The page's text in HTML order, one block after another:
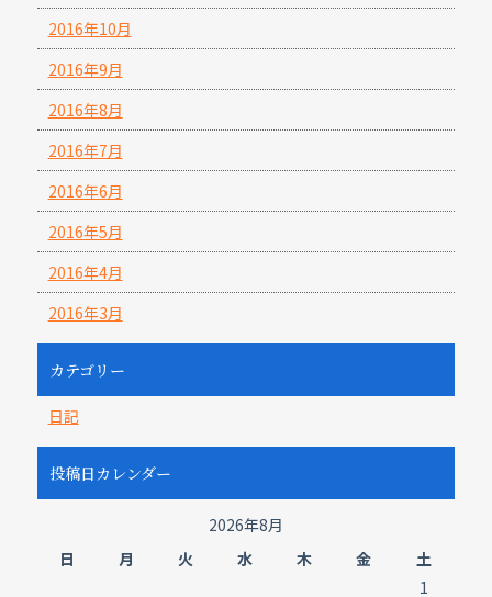
2016年10月
2016年9月
2016年8月
2016年7月
2016年6月
2016年5月
2016年4月
2016年3月
カテゴリー
日記
投稿日カレンダー
2026年8月
日
月 火 水 木 金
土
1